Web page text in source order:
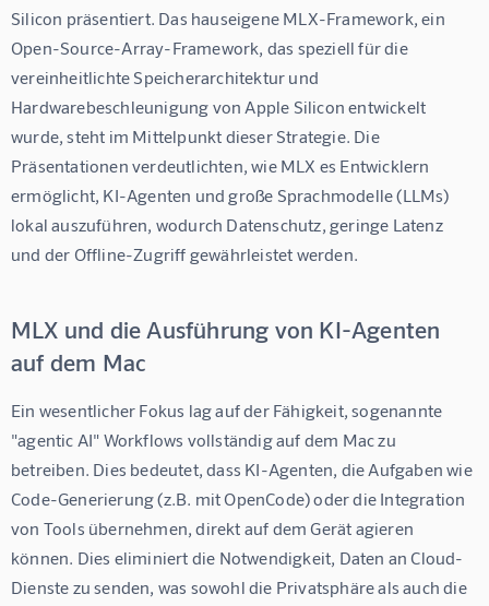
Silicon präsentiert. Das hauseigene MLX-Framework, ein
Open-Source-Array-Framework, das speziell für die
vereinheitlichte Speicherarchitektur und
Hardwarebeschleunigung von Apple Silicon entwickelt
wurde, steht im Mittelpunkt dieser Strategie. Die
Präsentationen verdeutlichten, wie MLX es Entwicklern
ermöglicht, KI-Agenten und große Sprachmodelle (LLMs)
lokal auszuführen, wodurch Datenschutz, geringe Latenz
und der Offline-Zugriff gewährleistet werden.
MLX und die Ausführung von KI-Agenten
auf dem Mac
Ein wesentlicher Fokus lag auf der Fähigkeit, sogenannte
"agentic AI" Workflows vollständig auf dem Mac zu
betreiben. Dies bedeutet, dass KI-Agenten, die Aufgaben wie
Code-Generierung (z.B. mit OpenCode) oder die Integration
von Tools übernehmen, direkt auf dem Gerät agieren
können. Dies eliminiert die Notwendigkeit, Daten an Cloud-
Dienste zu senden, was sowohl die Privatsphäre als auch die